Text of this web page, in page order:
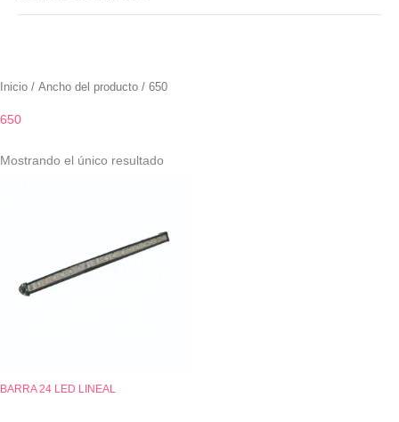
Inicio / Ancho del producto / 650
650
Mostrando el único resultado
BARRA 24 LED LINEAL